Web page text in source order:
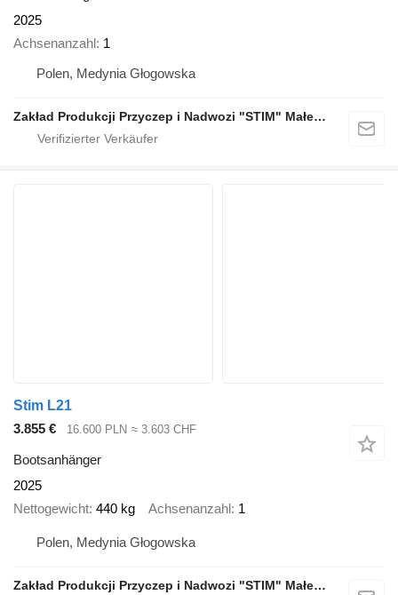
2025
Achsenanzahl 1
Polen, Medynia Głogowska
Zakład Produkcji Przyczep i Nadwozi "STIM" Małecki s.j.
Stim L21
3.855 €
16.600 PLN ≈ 3.603 CHF
Bootsanhänger
2025
Nettogewicht 440 kg Achsenanzahl 1
Polen, Medynia Głogowska
Zakład Produkcji Przyczep i Nadwozi "STIM" Małecki s.j.